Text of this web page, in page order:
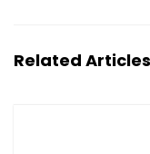
Related Articles